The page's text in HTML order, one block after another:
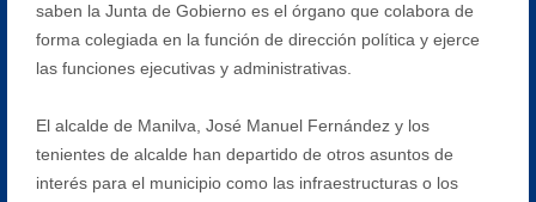
saben la Junta de Gobierno es el órgano que colabora de
forma colegiada en la función de dirección política y ejerce
las funciones ejecutivas y administrativas.
El alcalde de Manilva, José Manuel Fernández y los
tenientes de alcalde han departido de otros asuntos de
interés para el municipio como las infraestructuras o los